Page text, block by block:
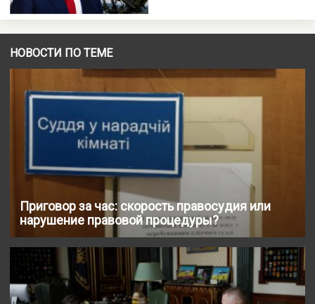
НОВОСТИ ПО ТЕМЕ
Приговор за час: скорость правосудия или
нарушение правовой процедуры?